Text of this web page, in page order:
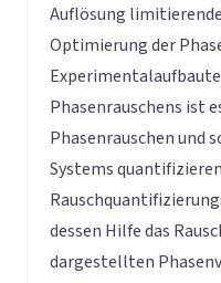
Auflösung
Optimierung der
Phasenrauschens ist
Phasenrauschen und
Systems
dessen Hilfe das
dargestellten